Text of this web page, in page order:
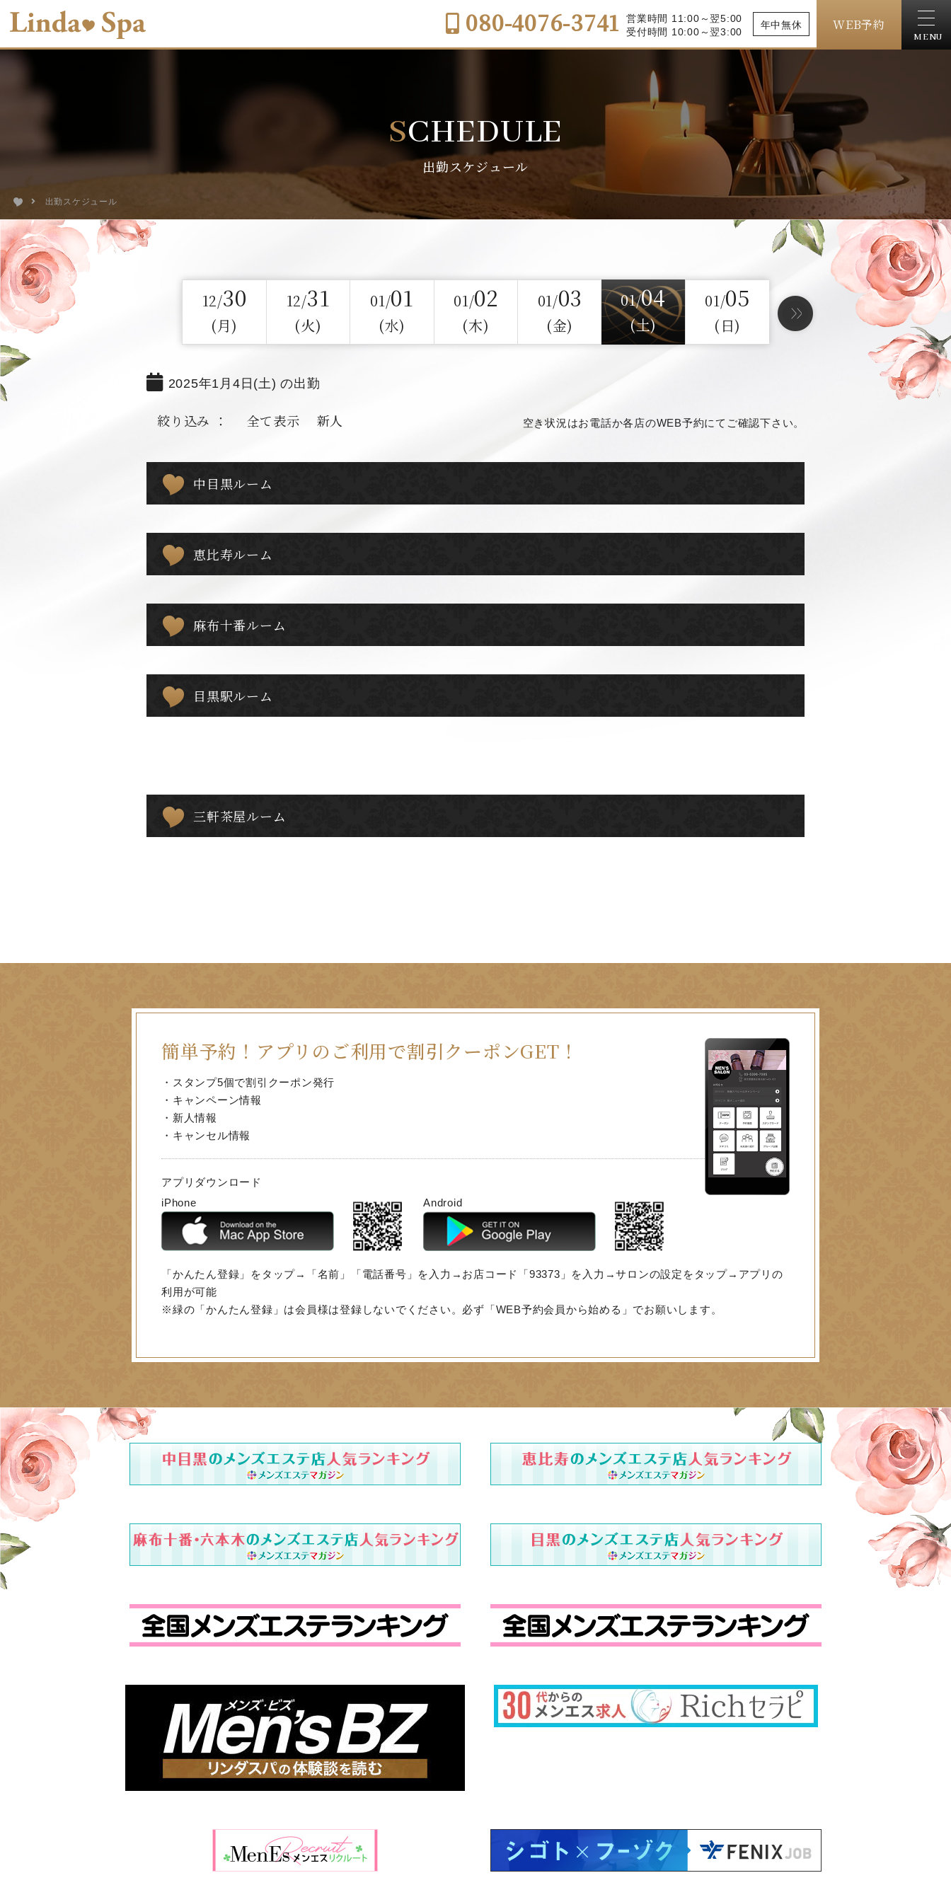
080-4076-3741
営業時間 11:00～翌5:00
受付時間 10:00～翌3:00
年中無休 WEB予約
SCHEDULE
出勤スケジュール
出勤スケジュール
12/30
(月)
12/31
(火)
01/01
(水)
01/02
(木)
01/03
(金)
01/04
(土)
01/05
(日)
2025年1月4日(土) の出勤
絞り込み ： 全て表示 新人 空き状況はお電話か各店のWEB予約にてご確認下さい。
中目黒ルーム
恵比寿ルーム
麻布十番ルーム
目黒駅ルーム
三軒茶屋ルーム
簡単予約！ アプリのご利用で割引クーポンGET！
・スタンプ5個で割引クーポン発行
・キャンペーン情報
・新人情報
・キャンセル情報
アプリダウンロード
iPhone
Android
「かんたん登録」をタップ→「名前」「電話番号」を入力→お店コード「93373」を入力→サロンの設定をタップ→アプリの
利用が可能
※緑の「かんたん登録」は会員様は登録しないでください。必ず「WEB予約会員から始める」でお願いします。
MENU